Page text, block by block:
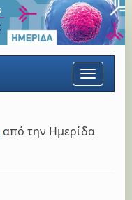
Toggle
από την Ημερίδα